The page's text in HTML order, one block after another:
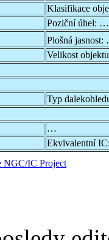
Klasifikace
Poziční úhel: …
Plošná jasnost:
Velikost
Typ
…
Ekvivalentní
NGC/IC Project